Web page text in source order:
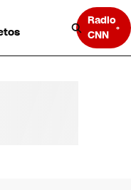
Radio
CNN